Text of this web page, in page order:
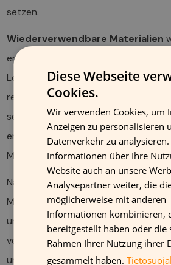
setzen.
Wiederverwendbare Materialien
erhebliche Kosteneinsparungen
Lebenszyklus. Da sie mehrfach
reduzieren sie den Bedarf an
senken die Gesamtkosten pro
entfallen Entsorgungskosten, die bei
Materialien anfallen.
Nachhaltige Druckmaterialien
Marktsegmente und
und Einzelhändler haben sich zu
verpflichtet und suchen aktiv nach
umweltfreundliche Lösungen
Diese Webseite
Cookies.
Wir verwenden Cookies, um
Anzeigen zu personalisieren
Datenverkehr zu
Informationen über Ihre
Website auch an unsere
Analysepartner weiter, die
möglicherweise mit anderen
Informationen kombinieren,
bereitgestellt haben oder die
Rahmen Ihrer Nutzung ihrer
gesammelt haben.